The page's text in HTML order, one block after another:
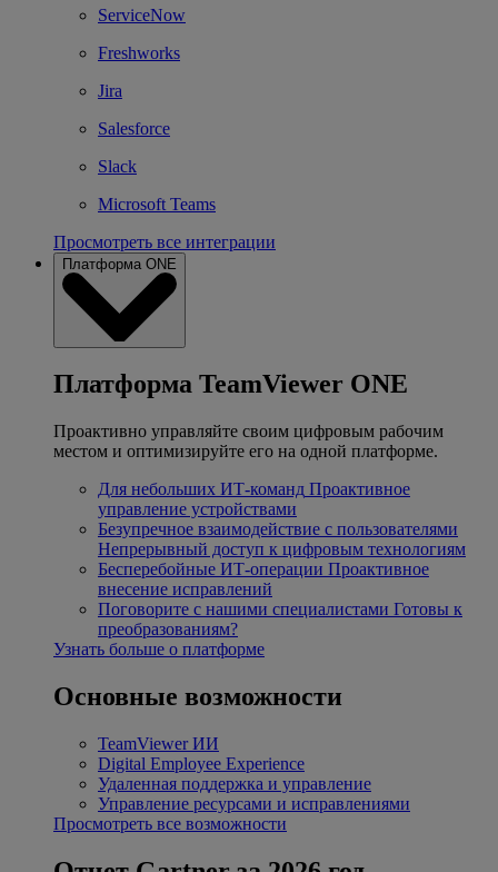
ServiceNow
Freshworks
Jira
Salesforce
Slack
Microsoft Teams
Просмотреть все интеграции
Платформа ONE
Платформа TeamViewer ONE
Проактивно управляйте своим цифровым рабочим
местом и оптимизируйте его на одной платформе.
Для небольших ИТ-команд Проактивное
управление устройствами
Безупречное взаимодействие с пользователями
Непрерывный доступ к цифровым технологиям
Бесперебойные ИТ-операции Проактивное
внесение исправлений
Поговорите с нашими специалистами Готовы к
преобразованиям?
Узнать больше о платформе
Основные возможности
TeamViewer ИИ
Digital Employee Experience
Удаленная поддержка и управление
Управление ресурсами и исправлениями
Просмотреть все возможности